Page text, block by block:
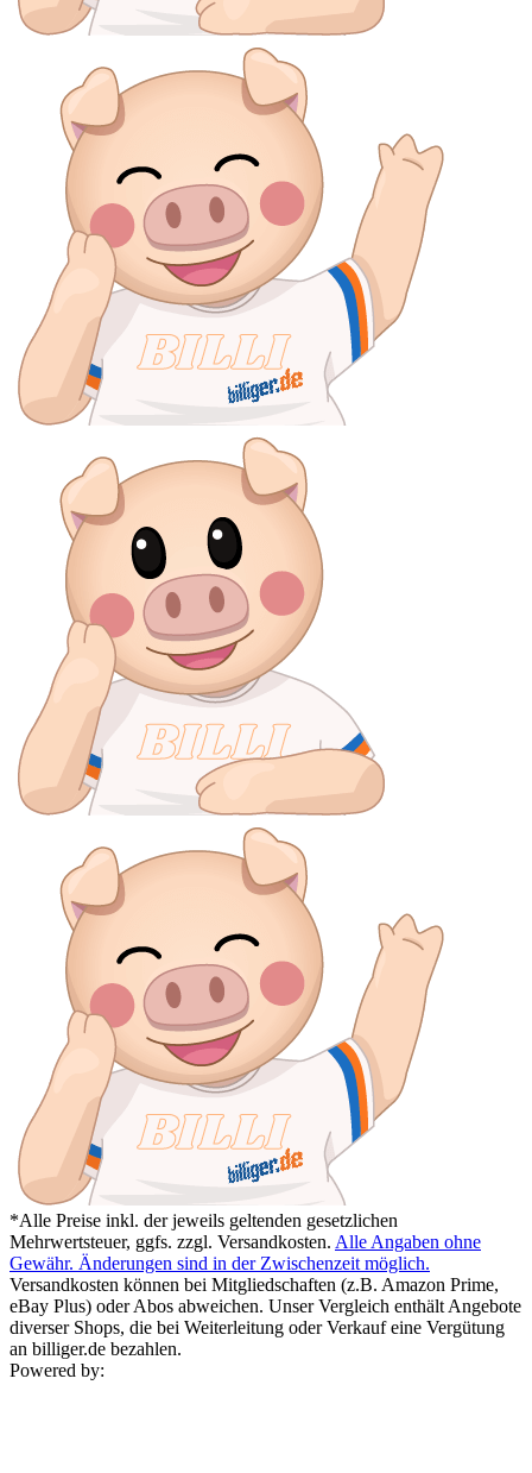
*Alle Preise inkl. der jeweils geltenden gesetzlichen
Mehrwertsteuer, ggfs. zzgl. Versandkosten. Alle Angaben ohne
Gewähr. Änderungen sind in der Zwischenzeit möglich.
Versandkosten können bei Mitgliedschaften (z.B. Amazon Prime,
eBay Plus) oder Abos abweichen. Unser Vergleich enthält Angebote
diverser Shops, die bei Weiterleitung oder Verkauf eine Vergütung
an billiger.de bezahlen.
Powered by: